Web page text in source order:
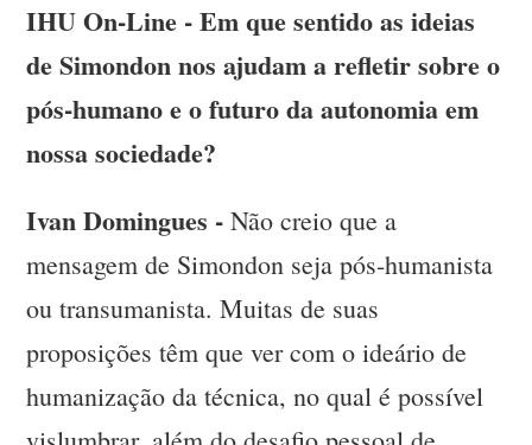
IHU On-Line - Em que sentido as ideias
de Simondon nos ajudam a refletir sobre o
pós-humano e o futuro da autonomia em
nossa sociedade?
Ivan Domingues - Não creio que a
mensagem de Simondon seja pós-humanista
ou transumanista. Muitas de suas
proposições têm que ver com o ideário de
humanização da técnica, no qual é possível